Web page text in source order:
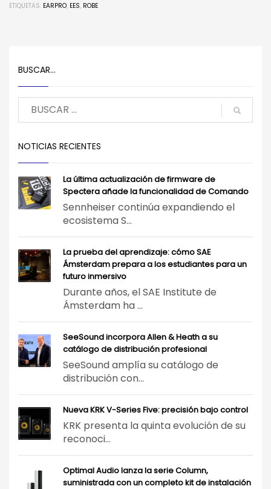
ETIQUETAS: EARPRO, EES, ROBE
BUSCAR…
NOTICIAS RECIENTES
La última actualización de firmware de
Spectera añade la funcionalidad de Comando
Sennheiser continúa expandiendo el
ecosistema S...
La prueba del aprendizaje: cómo SAE
Ámsterdam prepara a los estudiantes para un
futuro inmersivo
Durante años, el SAE Institute de
Ámsterdam ha ...
SeeSound incorpora Allen & Heath a su
catálogo de distribución profesional
SeeSound amplía su catálogo de
distribución con...
Nueva KRK V-Series Five: precisión bajo control
KRK presenta la quinta evolución de su
reconoci...
Optimal Audio lanza la serie Column,
suministrada con un completo kit de instalación